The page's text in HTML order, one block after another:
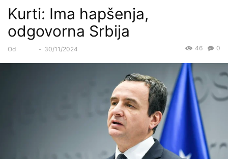
Kurti: Ima hapšenja,
odgovorna Srbija
Od - 30/11/2024 0
46